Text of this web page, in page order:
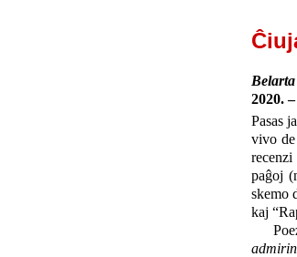
2020.
Pasas
vivo
paĝoj
skemo
kaj